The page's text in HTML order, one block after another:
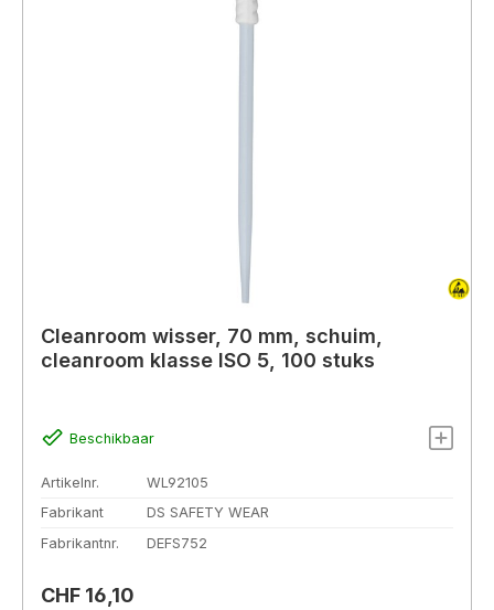
Cleanroom wisser, 70 mm, schuim,
cleanroom klasse ISO 5, 100 stuks
Beschikbaar
Artikelnr.
WL92105
Fabrikant
DS SAFETY WEAR
Fabrikantnr.
DEFS752
Normale prijs:
CHF 16,10